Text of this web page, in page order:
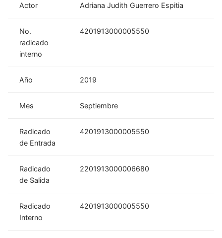
Actor Adriana Judith Guerrero Espitia
No.
radicado
interno
4201913000005550
Año 2019
Mes Septiembre
Radicado
de Entrada
4201913000005550
Radicado
de Salida
2201913000006680
Radicado
Interno
4201913000005550